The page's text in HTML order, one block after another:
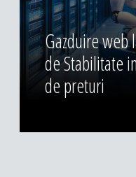
Gazduire web
de Stabilitate
de preturi